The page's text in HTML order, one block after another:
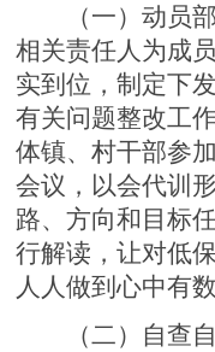
（一）动员
相关责任人为成
实到位，制定下
有关问题整改工
体镇、村干部参
会议，以会代训
路、方向和目标
行解读，让对低
人人做到心中有数
（二）自查